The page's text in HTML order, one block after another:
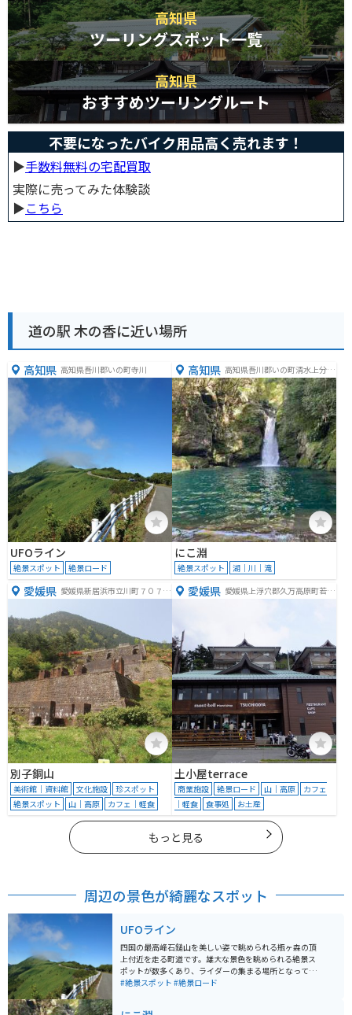
高知県
ツーリングスポット一覧
高知県
おすすめツーリングルート
不要になったバイク用品高く売れます！
▶︎手数料無料の宅配買取
実際に売ってみた体験談
▶︎こちら
道の駅 木の香に近い場所
高知県 高知県吾川郡いの町寺川
UFOライン
絶景スポット 絶景ロード
高知県 高知県吾川郡いの町清水上分２
９７６−１１
にこ淵
絶景スポット 湖｜川｜滝
愛媛県 愛媛県新居浜市立川町７０７
−３
別子銅山
美術館｜資料館 文化施設
珍スポット
絶景スポット
山｜高原 カフェ｜軽食
愛媛県 愛媛県上浮穴郡久万高原町若山
丁21−１５８１
土小屋terrace
商業施設 絶景ロード 山｜高原
カフェ
｜軽食
食事処 お土産
もっと見る
周辺の景色が綺麗なスポット
UFOライン
四国の最高峰石鎚山を美しい姿で眺められる瓶ヶ森の頂
上付近を走る町道です。雄大な景色を眺められる絶景ス
ポットが数多くあり、ライダーの集まる場所となってい
ます。 近くには吉野川源流の碑があります。民宿もある
#絶景スポット #絶景ロード